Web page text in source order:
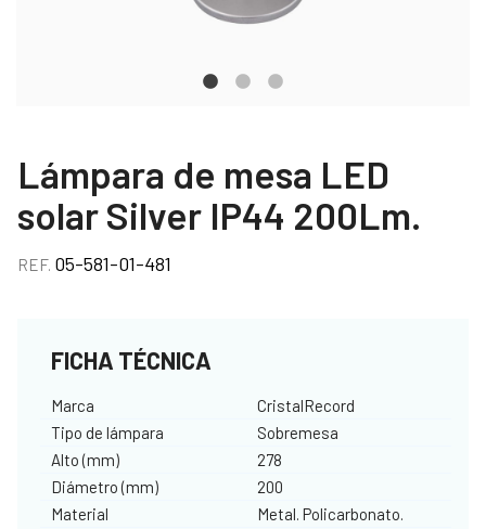
Lámpara de mesa LED
solar Silver IP44 200Lm.
REF. 05-581-01-481
FICHA TÉCNICA
Marca
CristalRecord
Tipo de lámpara
Sobremesa
Alto (mm)
278
Diámetro (mm)
200
Material
Metal. Policarbonato.